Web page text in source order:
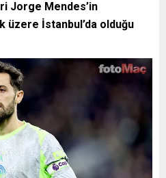
Jorge Mendes’in
üzere İstanbul’da olduğu